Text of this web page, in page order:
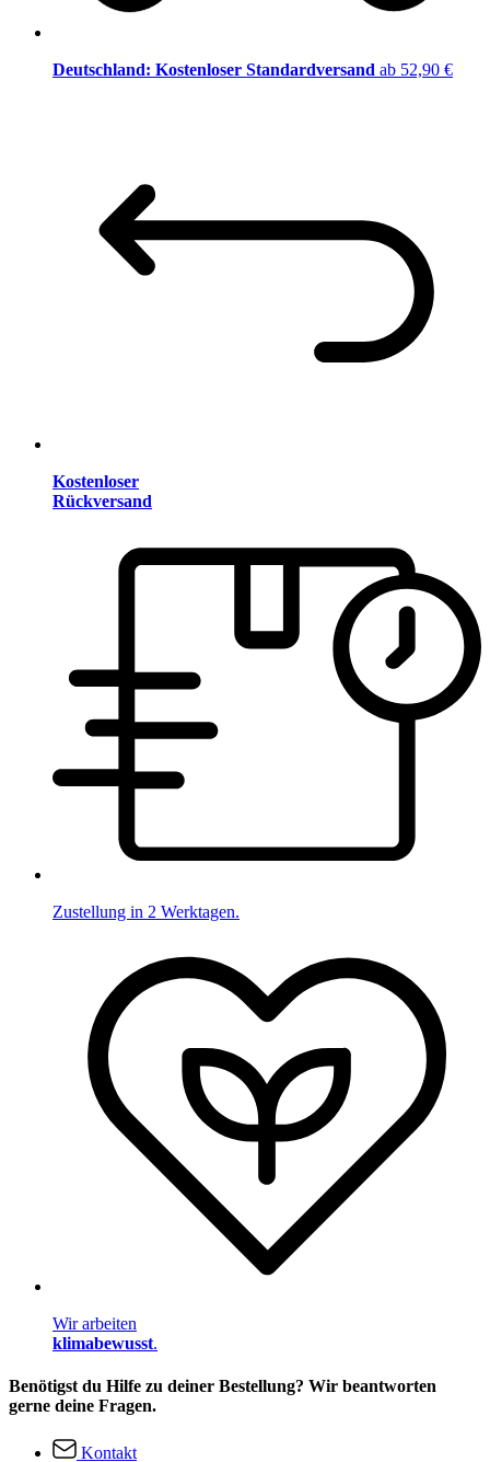
Deutschland: Kostenloser Standardversand ab 52,90 €
Kostenloser
Rückversand
Zustellung in 2 Werktagen.
Wir arbeiten
klimabewusst.
Benötigst du Hilfe zu deiner Bestellung? Wir beantworten
gerne deine Fragen.
Kontakt